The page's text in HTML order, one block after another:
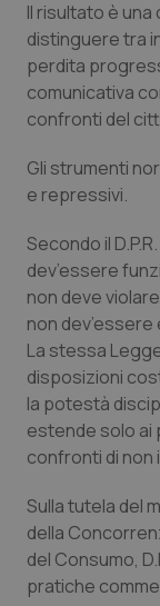
Provincia
Puglia
Sicilia
Toscana
Umbria
Valle
Veneto
Malattie
Obesità
Psoriasi &
Il risultato è
distinguere tra
perdita
comunicativa
confronti del
Gli strumenti
e repressivi.
Secondo il
dev’essere
non deve
non
La stessa
disposizioni
la potestà
estende solo ai
confronti di non
Sulla tutela del
della
del Consumo,
pratiche